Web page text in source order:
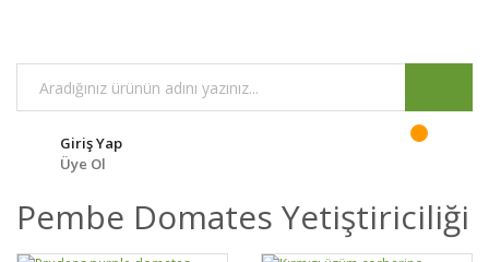
Giriş Yap
Üye Ol
Pembe Domates Yetiştiriciliği